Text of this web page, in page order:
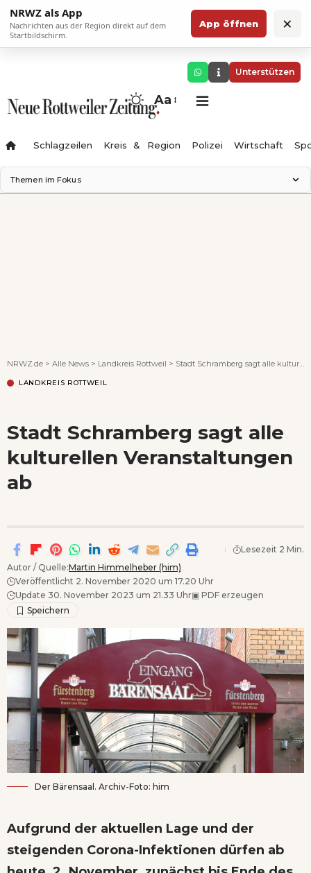
NRWZ als App
Nachrichten aus der Region direkt auf dem
Startbildschirm.
App öffnen ×
Unterstützen
Aa
Schlagzeilen Kreis & Region Polizei Wirtschaft
Themen im Fokus
NRWZ.de > Alle News > Landkreis Rottweil > Stadt Schramberg sagt alle kulturellen Veranstaltungen ab
LANDKREIS ROTTWEIL
Stadt Schramberg sagt alle
kulturellen Veranstaltungen
ab
Autor / Quelle:Martin Himmelheber (him)
Veröffentlicht 2. November 2020 um 17.20 Uhr
Update 30. November 2023 um 21.33 Uhr▣ PDF erzeugen
Lesezeit 2 Min.
Der Bärensaal. Archiv-Foto: him
Aufgrund der aktuellen Lage und der
steigenden Corona-Infektionen dürfen ab